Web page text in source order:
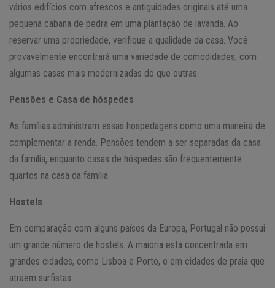
vários edifícios com afrescos e antiguidades originais até uma
pequena cabana de pedra em uma plantação de lavanda. Ao
reservar uma propriedade, verifique a qualidade da casa. Você
provavelmente encontrará uma variedade de comodidades, com
algumas casas mais modernizadas do que outras.
Pensões e Casa de hóspedes
As famílias administram essas hospedagens como uma maneira de
complementar a renda. Pensões tendem a ser separadas da casa
da família, enquanto casas de hóspedes são frequentemente
quartos na casa da família.
Hostels
Em comparação com alguns países da Europa, Portugal não possui
um grande número de hostels. A maioria está concentrada em
grandes cidades, como Lisboa e Porto, e em cidades de praia que
atraem surfistas.